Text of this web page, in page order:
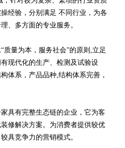
经验，分别满足 不同行业，为各
、多方面的专业服务。
质量为本，服务社会”的原则,立足
现代化的生产、检测及试验设
体系，产品品种,结构体系完善，
具有完整生态链的企业，它为客
修解决方案。为消费者提供较优
具竞争力的营销模式。